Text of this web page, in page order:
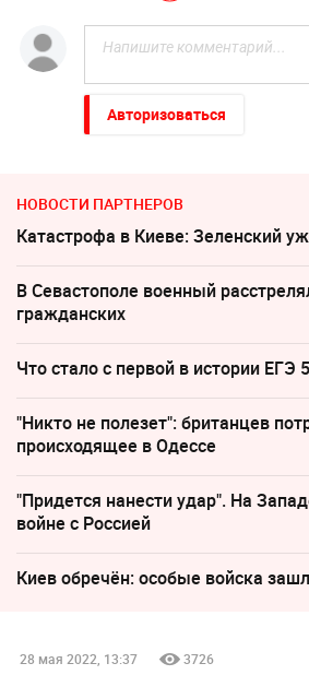
Авторизоваться
НОВОСТИ ПАРТНЕРОВ
Катастрофа в Киеве: Зеленский
В Севастополе военный
гражданских
Что стало с первой в истории ЕГЭ
"Никто не полезет": британцев
происходящее в Одессе
"Придется нанести удар". На
войне с Россией
Киев обречён: особые войска
28 мая 2022, 13:37 3726